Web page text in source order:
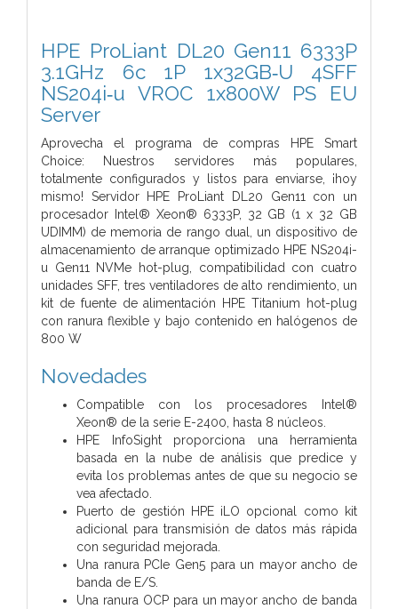
HPE ProLiant DL20 Gen11 6333P
3.1GHz 6c 1P 1x32GB‑U 4SFF
NS204i‑u VROC 1x800W PS EU
Server
Aprovecha el programa de compras HPE Smart
Choice: Nuestros servidores más populares,
totalmente configurados y listos para enviarse, ¡hoy
mismo! Servidor HPE ProLiant DL20 Gen11 con un
procesador Intel® Xeon® 6333P, 32 GB (1 x 32 GB
UDIMM) de memoria de rango dual, un dispositivo de
almacenamiento de arranque optimizado HPE NS204i-
u Gen11 NVMe hot-plug, compatibilidad con cuatro
unidades SFF, tres ventiladores de alto rendimiento, un
kit de fuente de alimentación HPE Titanium hot-plug
con ranura flexible y bajo contenido en halógenos de
800 W
Novedades
Compatible con los procesadores Intel®
Xeon® de la serie E-2400, hasta 8 núcleos.
HPE InfoSight proporciona una herramienta
basada en la nube de análisis que predice y
evita los problemas antes de que su negocio se
vea afectado.
Puerto de gestión HPE iLO opcional como kit
adicional para transmisión de datos más rápida
con seguridad mejorada.
Una ranura PCIe Gen5 para un mayor ancho de
banda de E/S.
Una ranura OCP para un mayor ancho de banda